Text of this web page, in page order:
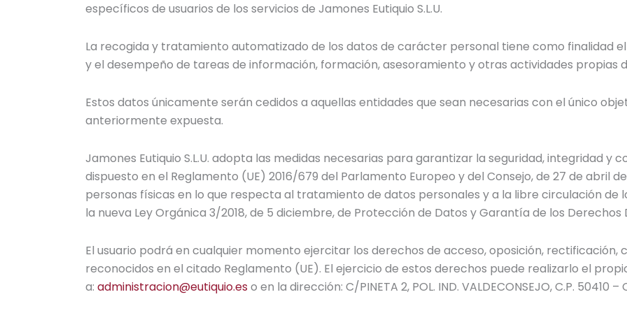
específicos de usuarios de los servicios de Jamones Eutiquio S.L.U.
La recogida y tratamiento automatizado de los datos de carácter personal tiene como finalidad
y el desempeño de tareas de información, formación, asesoramiento y otras actividades propias
Estos datos únicamente serán cedidos a aquellas entidades que sean necesarias con el único
anteriormente expuesta.
Jamones Eutiquio S.L.U. adopta las medidas necesarias para garantizar la seguridad, integridad y
dispuesto en el Reglamento (UE) 2016/679 del Parlamento Europeo y del Consejo, de 27 de abril
personas físicas en lo que respecta al tratamiento de datos personales y a la libre circulación de
la nueva Ley Orgánica 3/2018, de 5 diciembre, de Protección de Datos y Garantía de los Derechos
El usuario podrá en cualquier momento ejercitar los derechos de acceso, oposición,
reconocidos en el citado Reglamento (UE). El ejercicio de estos derechos puede realizarlo el
a: administracion@eutiquio.eso en la dirección: C/PINETA 2, POL. IND. VALDECONSEJO, C.P.